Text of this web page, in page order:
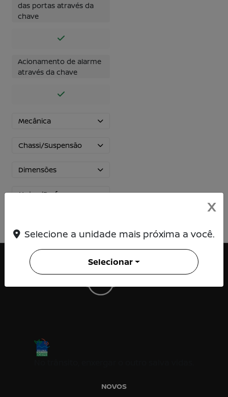
das portas através da
chave
Acionamento de alarme
através da chave
Mecânica
Chassi/Suspensão
Dimensões
Motor/Performance
NOVOS
X
Selecione a unidade mais próxima a você.
Selecionar